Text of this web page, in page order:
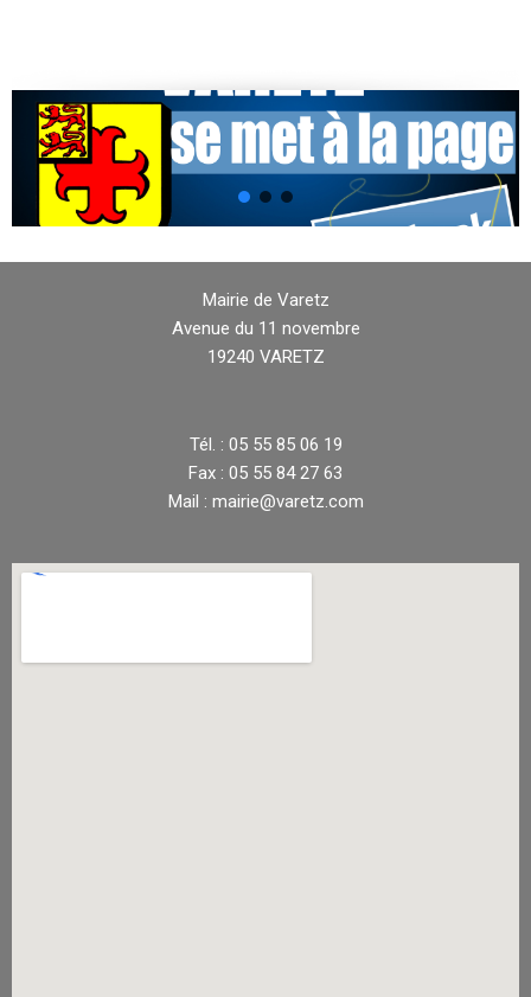
Mairie de Varetz
Avenue du 11 novembre
19240 VARETZ
Tél. : 05 55 85 06 19
Fax : 05 55 84 27 63
Mail : mairie@varetz.com